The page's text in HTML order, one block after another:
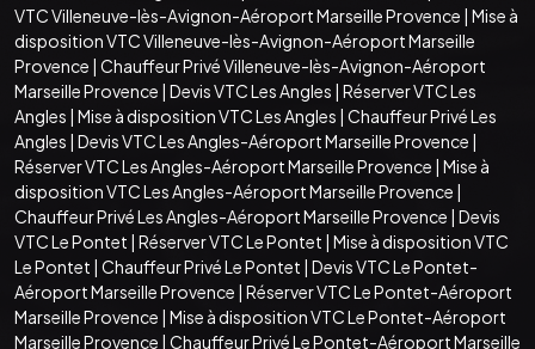
VTC Villeneuve-lès-Avignon-Aéroport Marseille Provence | Mise à
disposition VTC Villeneuve-lès-Avignon-Aéroport Marseille
Provence | Chauffeur Privé Villeneuve-lès-Avignon-Aéroport
Marseille Provence | Devis VTC Les Angles | Réserver VTC Les
Angles | Mise à disposition VTC Les Angles | Chauffeur Privé Les
Angles | Devis VTC Les Angles-Aéroport Marseille Provence |
Réserver VTC Les Angles-Aéroport Marseille Provence | Mise à
disposition VTC Les Angles-Aéroport Marseille Provence |
Chauffeur Privé Les Angles-Aéroport Marseille Provence | Devis
VTC Le Pontet | Réserver VTC Le Pontet | Mise à disposition VTC
Le Pontet | Chauffeur Privé Le Pontet | Devis VTC Le Pontet-
Aéroport Marseille Provence | Réserver VTC Le Pontet-Aéroport
Marseille Provence | Mise à disposition VTC Le Pontet-Aéroport
Marseille Provence | Chauffeur Privé Le Pontet-Aéroport Marseille